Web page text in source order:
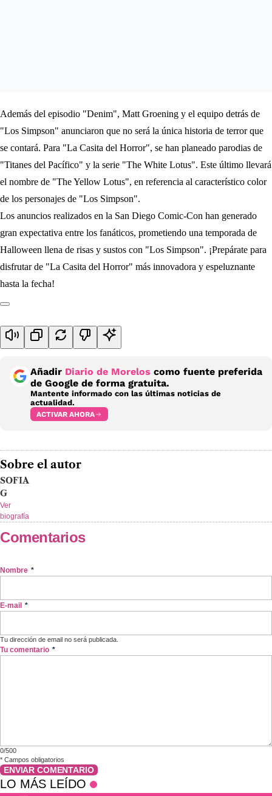
Además del episodio "Denim", Matt Groening y el equipo detrás de
"Los Simpson" anunciaron que no será la única historia de terror que
se contará. Para "La Casita del Horror", se han planeado parodias de
"Titanes del Pacífico" y la serie "The White Lotus". Este último llevará
el nombre de "The Yellow Lotus", en referencia al característico color
de los personajes de "Los Simpson".
Los anuncios realizados en la San Diego Comic-Con han generado
gran expectativa entre los fanáticos, prometiendo una temporada de
Halloween llena de risas y sustos con "Los Simpson". ¡Prepárate para
disfrutar de "La Casita del Horror" más innovadora y espeluznante
hasta la fecha!
Añadir Diario de Morelos como fuente preferida
de Google de forma gratuita.
Mantente informado con las últimas noticias de
actualidad.
ACTIVAR AHORA
Sobre el autor
SOFIA
G
Ver
biografía
Comentarios
Nombre *
E-mail *
Tu dirección de email no será publicada.
Tu comentario *
0/500
* Campos obligatorios
ENVIAR COMENTARIO
LO MÁS LEÍDO